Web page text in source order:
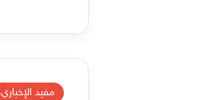
مفيد الإخباري